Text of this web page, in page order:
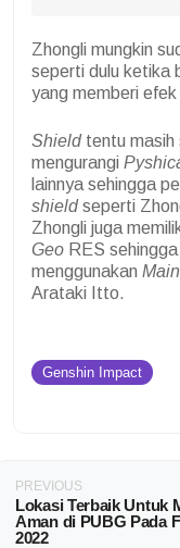
Zhongli mungkin
seperti dulu ketika
yang memberi
Shield tentu masih
mengurangi
lainnya sehingga
shieldseperti
Zhongli juga
Geo RES
menggunakan Main
Arataki Itto.
Genshin Impact
PREVIOUS
Lokasi Terbaik Untuk
Aman di PUBG Pada
2022